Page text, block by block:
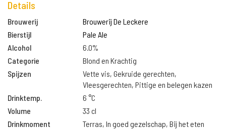
Details
Brouwerij
Brouwerij De Leckere
Bierstijl
Pale Ale
Alcohol
6.0%
Categorie
Blond en Krachtig
Spijzen
Vette vis, Gekruide gerechten,
Vleesgerechten, Pittige en belegen kazen
Drinktemp.
6 °C
Volume
33 cl
Drinkmoment
Terras, In goed gezelschap, Bij het eten